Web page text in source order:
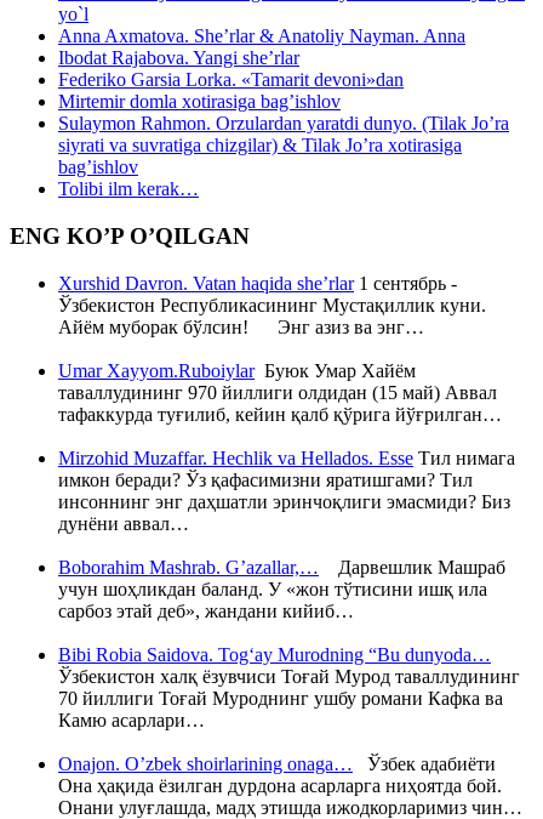
yo`l
Anna Axmatova. She’rlar & Anatoliy Nayman. Anna
Ibodat Rajabova. Yangi she’rlar
Federiko Garsia Lorka. «Tamarit devoni»dan
Mirtemir domla xotirasiga bag’ishlov
Sulaymon Rahmon. Orzulardan yaratdi dunyo. (Tilak Jo’ra
siyrati va suvratiga chizgilar) & Tilak Jo’ra xotirasiga
bag’ishlov
Tolibi ilm kerak…
ENG KO’P O’QILGAN
Xurshid Davron. Vatan haqida she’rlar1 сентябрь -
Ўзбекистон Республикасининг Мустақиллик куни.
Айём муборак бўлсин! Энг азиз ва энг…
Umar Xayyom.RuboiylarБуюк Умар Хайём
таваллудининг 970 йиллиги олдидан (15 май) Аввал
тафаккурда туғилиб, кейин қалб қўрига йўғрилган…
Mirzohid Muzaffar. Hechlik va Hellados. Esse Тил нимага
имкон беради? Ўз қафасимизни яратишгами? Тил
инсоннинг энг даҳшатли эринчоқлиги эмасмиди? Биз
дунёни аввал…
Boborahim Mashrab. G’azallar,… Дарвешлик Машраб
учун шоҳликдан баланд. У «жон тўтисини ишқ ила
сарбоз этай деб», жандани кийиб…
Bibi Robia Saidova. Tog‘ay Murodning “Bu dunyoda…
Ўзбекистон халқ ёзувчиси Тоғай Мурод таваллудининг
70 йиллиги Тоғай Муроднинг ушбу романи Кафка ва
Камю асарлари…
Onajon. O’zbek shoirlarining onaga… Ўзбек адабиёти
Она ҳақида ёзилган дурдона асарларга ниҳоятда бой.
Онани улуғлашда, мадҳ этишда ижодкорларимиз чин…